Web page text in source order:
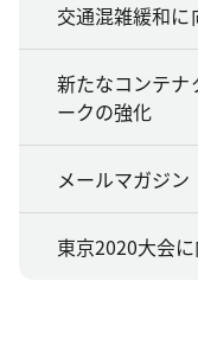
交通混雑緩和に
新たなコンテナ
ークの強化
メールマガジ
東京2020大会